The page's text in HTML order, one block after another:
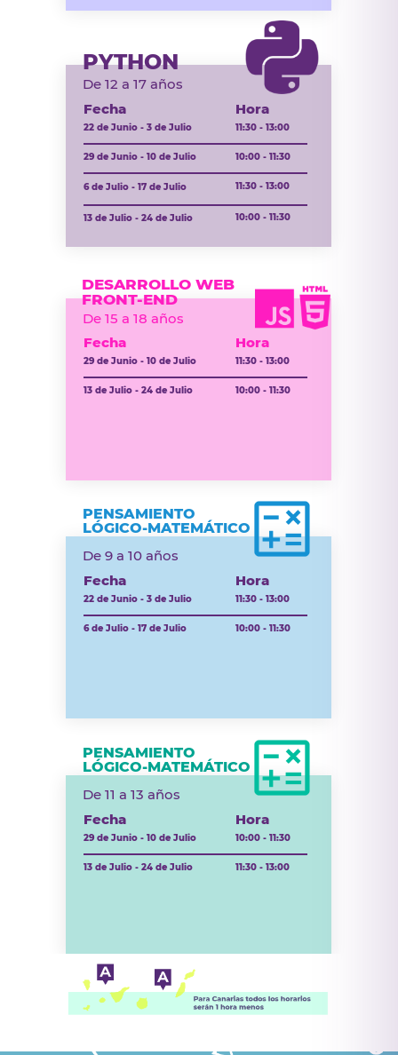
PYTHON
De 12 a 17 años
22 de Junio - 3 de Julio 11:30 - 13:00
Fecha Hora
29 de Junio - 10 de Julio 10:00 - 11:30
6 de Julio - 17 de Julio 11:30 - 13:00
13 de Julio - 24 de Julio 10:00 - 11:30
PENSAMIENTO
LÓGICO-MATEMÁTICO
De 9 a 10 años
22 de Junio - 3 de Julio 11:30 - 13:00
Fecha Hora
6 de Julio - 17 de Julio 10:00 - 11:30
PENSAMIENTO
LÓGICO-MATEMÁTICO
De 11 a 13 años
29 de Junio - 10 de Julio 10:00 - 11:30
Fecha Hora
13 de Julio - 24 de Julio 11:30 - 13:00
DESARROLLO WEB
FRONT-END
De 15 a 18 años
29 de Junio - 10 de Julio 11:30 - 13:00
Fecha Hora
13 de Julio - 24 de Julio 10:00 - 11:30